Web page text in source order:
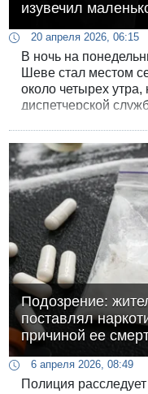
изувечил
20 апреля 2026, 06:15
В ночь на
Шеве стал местом
около четырех утра,
диспетчерской
Мекор Хаим.
Подозрение:
поставлял
причиной ее
6 апреля 2026, 08:49
Полиция